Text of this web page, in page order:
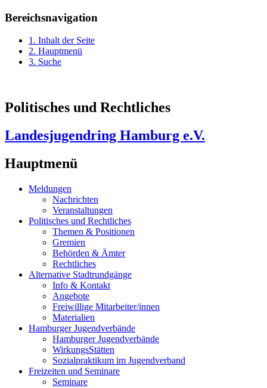
Bereichsnavigation
1. Inhalt der Seite
2. Hauptmenü
3. Suche
Politisches und Rechtliches
Landesjugendring Hamburg e.V.
Hauptmenü
Meldungen
Nachrichten
Veranstaltungen
Politisches und Rechtliches
Themen & Positionen
Gremien
Behörden & Ämter
Rechtliches
Alternative Stadtrundgänge
Info & Kontakt
Angebote
Freiwillige Mitarbeiter/innen
Materialien
Hamburger Jugendverbände
Hamburger Jugendverbände
WirkungsStätten
Sozialpraktikum im Jugendverband
Freizeiten und Seminare
Seminare